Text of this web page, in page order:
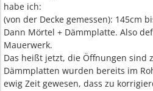
habe ich:
(von der Decke gemessen): 145cm
Dann Mörtel + Dämmplatte. Also
Mauerwerk.
Das heißt jetzt, die Öffnungen sind
Dämmplatten wurden bereits im
ewig Zeit gewesen, dass zu